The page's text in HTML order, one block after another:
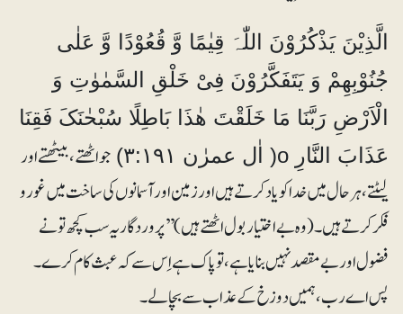
الَّذِیْنَ یَذْکُرُوْنَ اللّٰہَ قِیٰمًا وَّ قُعُوْدًا وَّ عَلٰی
جُنُوْبِھِمْ وَ یَتَفَکَّرُوْنَ فِیْ خَلْقِ السَّمٰوٰتِ وَ
الْاَرْضِ رَبَّنَا مَا خَلَقْتَ ھٰذَا بَاطِلًا سُبْحٰنَکَ فَقِنَا
عَذَابَ النَّارِ o( اٰل عمرٰن ۳:۱۹۱)
جو اٹھتے، بیٹھتے اور
لیٹتے، ہر حال میں خدا کو یاد کرتے ہیں اورزمین اور آسمانوں کی ساخت میں غورو
فکر کرتے ہیں۔ (وہ بے اختیار بول اٹھتے ہیں ) ’’پروردگار یہ سب کچھ تو نے
فضول اور بے مقصد نہیں بنایا ہے، تو پاک ہے اِس سے کہ عبث کام کرے ۔
پس اے رب ،ہمیں دوزخ کے عذاب سے بچا لے۔